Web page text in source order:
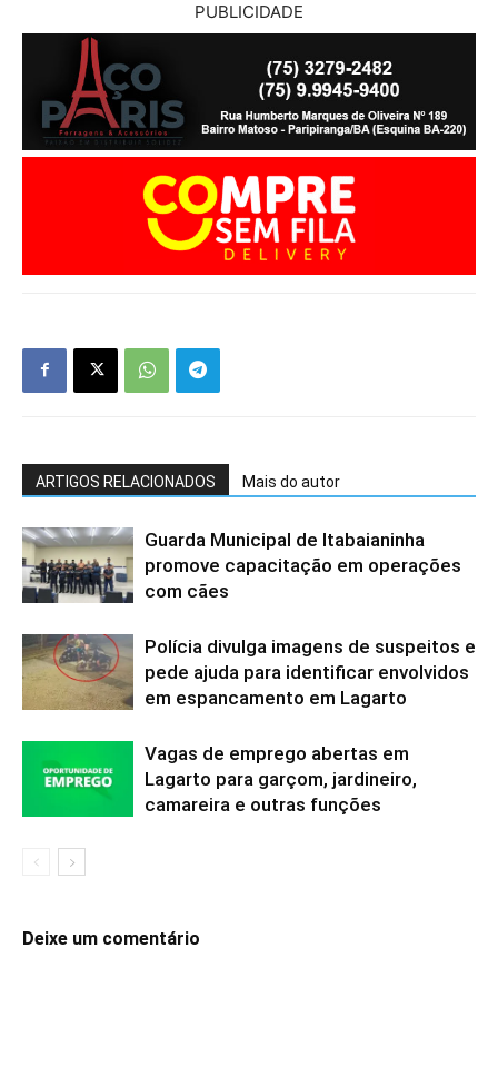
PUBLICIDADE
ARTIGOS RELACIONADOS Mais do autor
Guarda Municipal de Itabaianinha
promove capacitação em operações
com cães
Polícia divulga imagens de suspeitos e
pede ajuda para identificar envolvidos
em espancamento em Lagarto
Vagas de emprego abertas em
Lagarto para garçom, jardineiro,
camareira e outras funções
Deixe um comentário